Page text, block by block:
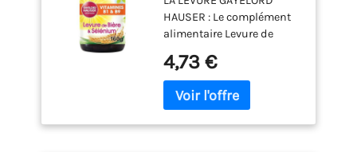
HAUSER : Le complément
alimentaire Levure de
allié beauté
incontournable qui
apporte des nutriments
4,73 €